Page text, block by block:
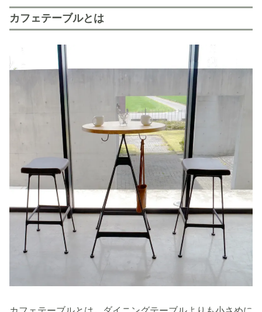
カフェテーブルとは